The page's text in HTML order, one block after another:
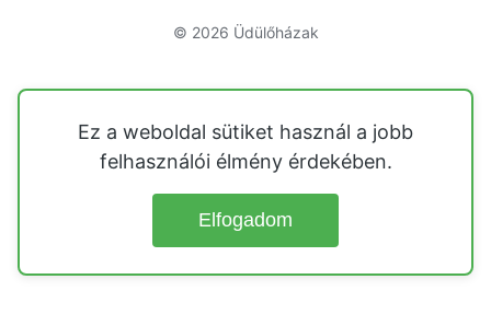
© 2026 Üdülőházak
Ez a weboldal sütiket használ a jobb
felhasználói élmény érdekében.
Elfogadom